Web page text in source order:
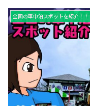
全国の車中泊スポットを紹介！！